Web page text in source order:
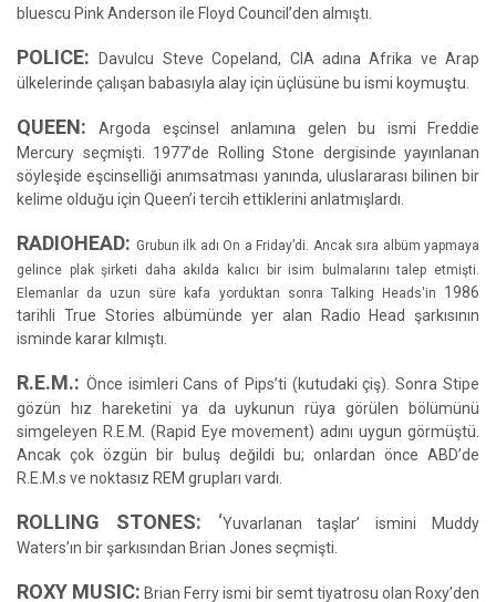
bluescu Pink Anderson ile Floyd Council’den almıştı.
POLICE:Davulcu Steve Copeland, CIA adına Afrika ve Arap
ülkelerinde çalışan babasıyla alay için üçlüsüne bu ismi koymuştu.
QUEEN:Argoda eşcinsel anlamına gelen bu ismi Freddie
Mercury seçmişti. 1977’de Rolling Stone dergisinde yayınlanan
söyleşide eşcinselliği anımsatması yanında, uluslararası bilinen bir
kelime olduğu için Queen’i tercih ettiklerini anlatmışlardı.
RADIOHEAD: Grubun ilk adı On a Friday’di. Ancak sıra albüm yapmaya
gelince plak şirketi daha akılda kalıcı bir isim bulmalarını talep etmişti.
Elemanlar da uzun süre kafa yorduktan sonra Talking Heads'in 1986
tarihli True Stories albümünde yer alan Radio Head şarkısının
isminde karar kılmıştı.
R.E.M.: Önce isimleri Cans of Pips’ti (kutudaki çiş). Sonra Stipe
gözün hız hareketini ya da uykunun rüya görülen bölümünü
simgeleyen R.E.M. (Rapid Eye movement) adını uygun görmüştü.
Ancak çok özgün bir buluş değildi bu; onlardan önce ABD’de
R.E.M.s ve noktasız REM grupları vardı.
ROLLING STONES: ‘Yuvarlanan taşlar’ ismini Muddy
Waters’ın bir şarkısından Brian Jones seçmişti.
ROXY MUSIC: Brian Ferry ismi bir semt tiyatrosu olan Roxy’den